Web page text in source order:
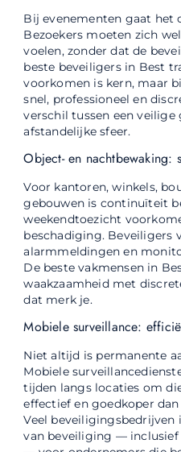
Bij evenementen gaat het
Bezoekers moeten zich
voelen, zonder dat de
beste beveiligers in Best
voorkomen is kern, maar
snel, professioneel en
verschil tussen een veilige
afstandelijke sfeer.
Object- en nachtbewaking:
Voor kantoren, winkels,
gebouwen is continuïteit
weekendtoezicht
beschadiging. Beveiligers
alarmmeldingen en
De beste vakmensen in
waakzaamheid met
dat merk je.
Mobiele surveillance:
Niet altijd is permanente
Mobiele
tijden langs locaties om
effectief en goedkoper
Veel beveiligingsbedrijven
van beveiliging — inclusief